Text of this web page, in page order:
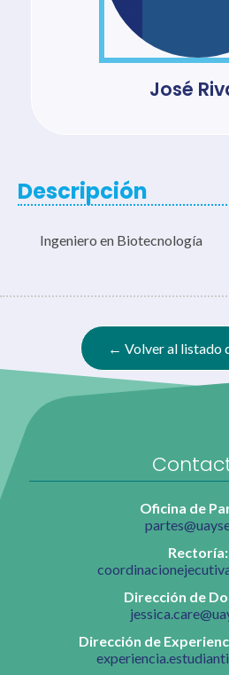
José
Descripción
Ingeniero en Biotecnología
← Volver al listado
Oficina de
Rectoría:
Dirección de
Dirección de